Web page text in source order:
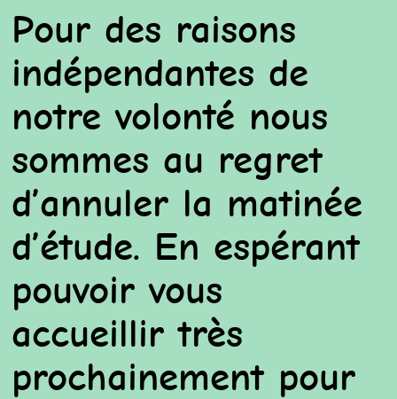
Pour des raisons
indépendantes de
notre volonté nous
sommes au regret
d’annuler la matinée
d’étude. En espérant
pouvoir vous
accueillir très
prochainement pour